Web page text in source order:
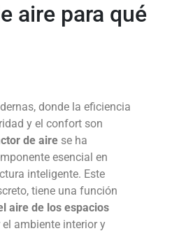
aire para qué
donde la eficiencia
y el confort son
de aire se ha
esencial en
inteligente. Este
tiene una función
aire de los espacios
ambiente interior y